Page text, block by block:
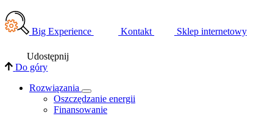
Big Experience Kontakt Sklep internetowy
Udostępnij
Do góry
Rozwiązania
​Oszczędzanie energii
Finansowanie